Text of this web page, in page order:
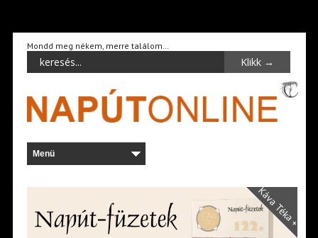
Mondd meg nékem, merre találom…
Káva Téka +